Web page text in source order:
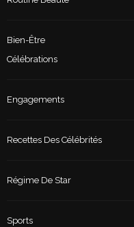
Bien-Être
Célébrations
Engagements
Recettes Des Célébrités
Régime De Star
Sports